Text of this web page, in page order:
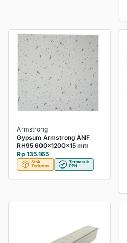
Armstrong
Gypsum Armstrong ANF
RH95 600x1200x15 mm
Rp 135.165